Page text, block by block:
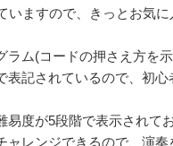
いますので、きっとお気
ラム(コードの押さえ方を
表記されているので、初
易度が5段階で表示されて
ャレンジできるので、演